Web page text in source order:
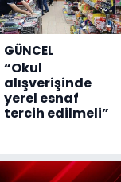
GÜNCEL
“Okul
alışverişinde
yerel esnaf
tercih edilmeli”